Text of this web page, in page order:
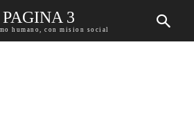
PAGINA 3
humano, con mision social